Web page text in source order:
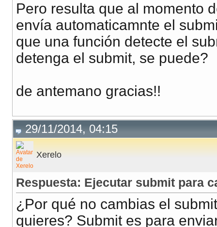
Pero resulta que al momento
envía automaticamnte el
que una función detecte el
detenga el submit, se puede?
de antemano gracias!!
29/11/2014, 04:15
Xerelo
Respuesta: Ejecutar submit para
¿Por qué no cambias el
quieres? Submit es para